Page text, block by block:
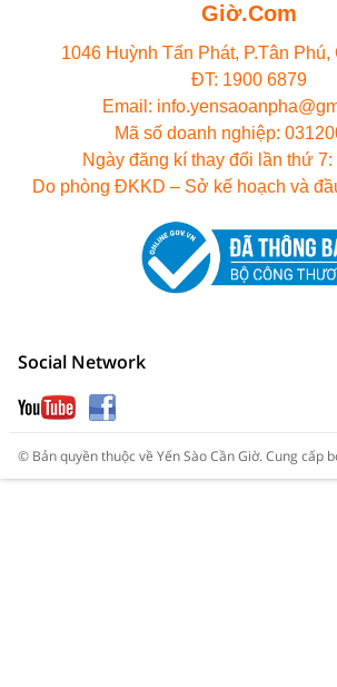
Giờ.Com
1046 Huỳnh Tấn Phát, P.Tân Phú,
ĐT: 1900 6879
Email:
Mã số doanh nghiệp:
Ngày đăng kí thay đổi lần thứ
Do phòng ĐKKD – Sở kế hoạch và
Social Network
© Bản quyền thuộc về Yến Sào Cần Giờ.Cung cấp